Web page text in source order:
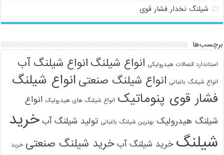
شیلنگ نخدار فشار قوی
برچسب‌ها
استاندارد اتصالات هیدرولیکی انواع شیلنگ انواع شیلنگ آب
انواع شیلنگ باغبانی انواع شیلنگ صنعتی انواع شیلنگ
فشار قوی پنوماتیک انواع شیلنگ های هیدرولیک انواع
شیلنگ هیدرولیک بهترین شیلنگ باغبانی تولید شیلنگ آب خرید
شیلنگ خرید شیلنگ آب خرید شیلنگ صنعتی خرید